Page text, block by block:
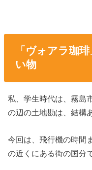
「ヴォアラ珈
い物
私、学生時代は、霧島
の辺の土地勘は、結構
今回は、飛行機の時間
の近くにある街の国分